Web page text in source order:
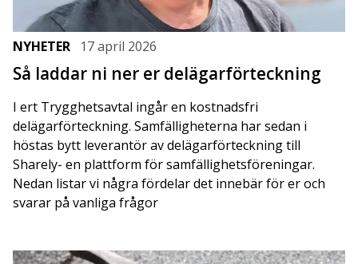
NYHETER 17 april 2026
Så laddar ni ner er delägarförteckning
I ert Trygghetsavtal ingår en kostnadsfri
delägarförteckning. Samfälligheterna har sedan i
höstas bytt leverantör av delägarförteckning till
Sharely- en plattform för samfällighetsföreningar.
Nedan listar vi några fördelar det innebär för er och
svarar på vanliga frågor